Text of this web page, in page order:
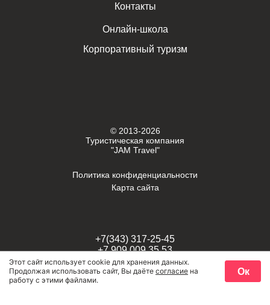
© 2013-2026
Туристическая компания
"JAM Travel"
Политика конфиденциальности
Карта сайта
Контакты
Онлайн-школа
Корпоративный туризм
+7(343) 317-25-45
+7 909 009 35 53
г. Екатеринбург,
проспект Космонавтов, 58
Этот сайт использует cookie для хранения данных.
Продолжая использовать сайт, Вы даёте согласие на
работу с этими файлами.
Ок
Задать вопрос